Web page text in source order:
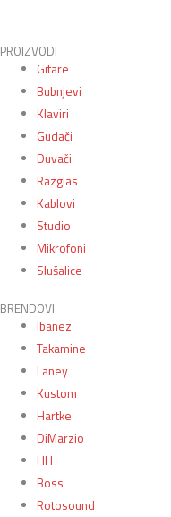
PROIZVODI
Gitare
Bubnjevi
Klaviri
Gudači
Duvači
Razglas
Kablovi
Studio
Mikrofoni
Slušalice
BRENDOVI
Ibanez
Takamine
Laney
Kustom
Hartke
DiMarzio
HH
Boss
Rotosound